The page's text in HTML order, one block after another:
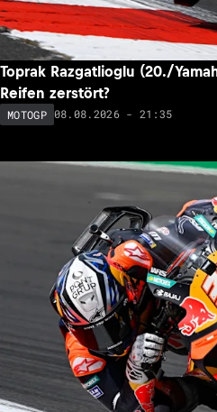
Toprak Razgatlioglu (20./
Reifen zerstört?
MOTOGP 08.08.2026 - 21:35